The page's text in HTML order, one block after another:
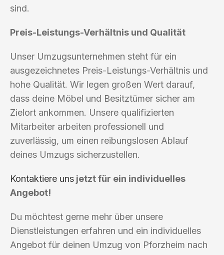
sind.
Preis-Leistungs-Verhältnis und Qualität
Unser Umzugsunternehmen steht für ein
ausgezeichnetes Preis-Leistungs-Verhältnis und
hohe Qualität. Wir legen großen Wert darauf,
dass deine Möbel und Besitztümer sicher am
Zielort ankommen. Unsere qualifizierten
Mitarbeiter arbeiten professionell und
zuverlässig, um einen reibungslosen Ablauf
deines Umzugs sicherzustellen.
Kontaktiere uns jetzt für ein individuelles
Angebot!
Du möchtest gerne mehr über unsere
Dienstleistungen erfahren und ein individuelles
Angebot für deinen Umzug von Pforzheim nach